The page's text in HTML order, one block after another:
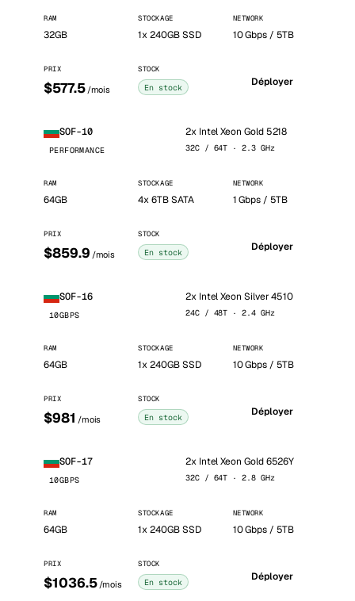
RAM
32GB
STOCKAGE
1x 240GB SSD
NETWORK
10 Gbps / 5TB
PRIX
$577.5 /mois
STOCK
En stock Déployer
SOF-10
PERFORMANCE
2x Intel Xeon Gold 5218
32C / 64T · 2.3 GHz
RAM
64GB
STOCKAGE
4x 6TB SATA
NETWORK
1 Gbps / 5TB
PRIX
$859.9 /mois
STOCK
En stock Déployer
SOF-16
10GBPS
2x Intel Xeon Silver 4510
24C / 48T · 2.4 GHz
RAM
64GB
STOCKAGE
1x 240GB SSD
NETWORK
10 Gbps / 5TB
PRIX
$981 /mois
STOCK
En stock Déployer
SOF-17
10GBPS
2x Intel Xeon Gold 6526Y
32C / 64T · 2.8 GHz
RAM
64GB
STOCKAGE
1x 240GB SSD
NETWORK
10 Gbps / 5TB
PRIX
$1036.5 /mois
STOCK
En stock Déployer